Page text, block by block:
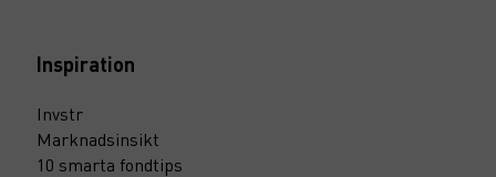
Inspiration
Invstr
Marknadsinsikt
10 smarta fondtips